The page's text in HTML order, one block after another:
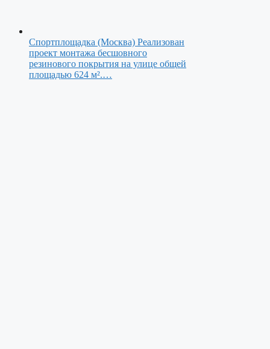
Спортплощадка (Москва) Реализован
проект монтажа бесшовного
резинового покрытия на улице общей
площадью 624 м².…